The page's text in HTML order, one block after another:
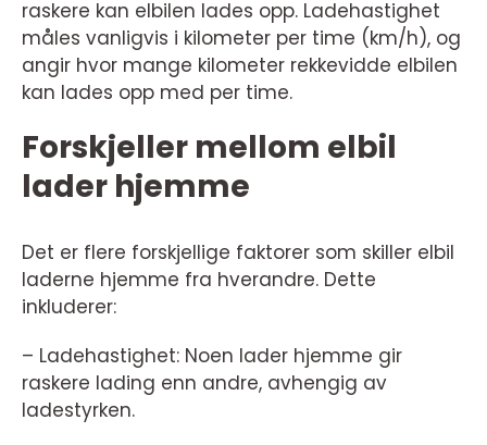
raskere kan elbilen lades opp. Ladehastighet
måles vanligvis i kilometer per time (km/h), og
angir hvor mange kilometer rekkevidde elbilen
kan lades opp med per time.
Forskjeller mellom elbil
lader hjemme
Det er flere forskjellige faktorer som skiller elbil
laderne hjemme fra hverandre. Dette
inkluderer:
– Ladehastighet: Noen lader hjemme gir
raskere lading enn andre, avhengig av
ladestyrken.